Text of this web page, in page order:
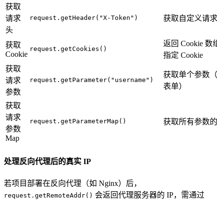
获取
请求
头
request.getHeader("X-Token") 获取自定义请
获取
Cookie
request.getCookies()
返回 Cookie 数
指定 Cookie
获取
请求
参数
request.getParameter("username")
获取单个参数
表单）
获取
请求
参数
Map
request.getParameterMap() 获取所有参数
处理反向代理后的真实 IP
若项目部署在反向代理（如 Nginx）后，
request.getRemoteAddr() 会返回代理服务器的 IP，需通过